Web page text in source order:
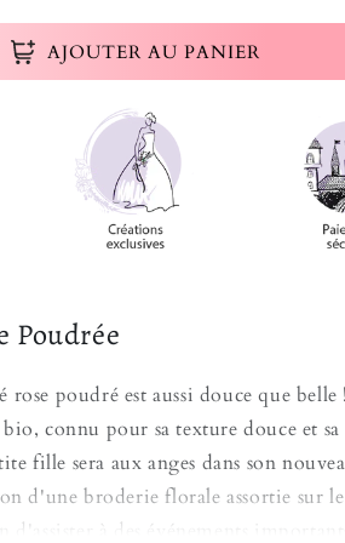
AJOUTER AU PANIER
Poudrée
poudré est aussi douce que belle
connu pour sa texture douce et sa
fille sera aux anges dans son
d'une broderie florale assortie sur
d'assister à des événements importants.